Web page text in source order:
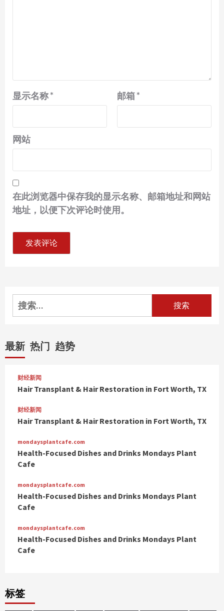
显示名称* 邮箱*
网站
在此浏览器中保存我的显示名称、邮箱地址和网站
地址，以便下次评论时使用。
搜
索：
最新 热门 趋势
财经新闻
Hair Transplant & Hair Restoration in Fort Worth, TX
财经新闻
Hair Transplant & Hair Restoration in Fort Worth, TX
mondaysplantcafe.com
Health-Focused Dishes and Drinks Mondays Plant
Cafe
mondaysplantcafe.com
Health-Focused Dishes and Drinks Mondays Plant
Cafe
mondaysplantcafe.com
Health-Focused Dishes and Drinks Mondays Plant
Cafe
标签